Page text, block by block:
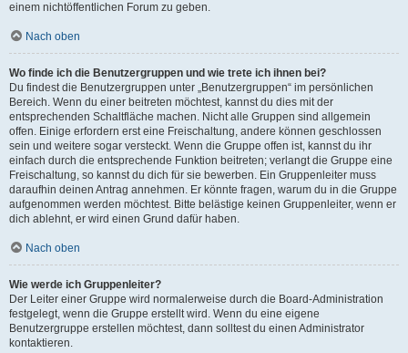
einem nichtöffentlichen Forum zu geben.
Nach oben
Wo finde ich die Benutzergruppen und wie trete ich ihnen bei?
Du findest die Benutzergruppen unter „Benutzergruppen“ im persönlichen
Bereich. Wenn du einer beitreten möchtest, kannst du dies mit der
entsprechenden Schaltfläche machen. Nicht alle Gruppen sind allgemein
offen. Einige erfordern erst eine Freischaltung, andere können geschlossen
sein und weitere sogar versteckt. Wenn die Gruppe offen ist, kannst du ihr
einfach durch die entsprechende Funktion beitreten; verlangt die Gruppe eine
Freischaltung, so kannst du dich für sie bewerben. Ein Gruppenleiter muss
daraufhin deinen Antrag annehmen. Er könnte fragen, warum du in die Gruppe
aufgenommen werden möchtest. Bitte belästige keinen Gruppenleiter, wenn er
dich ablehnt, er wird einen Grund dafür haben.
Nach oben
Wie werde ich Gruppenleiter?
Der Leiter einer Gruppe wird normalerweise durch die Board-Administration
festgelegt, wenn die Gruppe erstellt wird. Wenn du eine eigene
Benutzergruppe erstellen möchtest, dann solltest du einen Administrator
kontaktieren.